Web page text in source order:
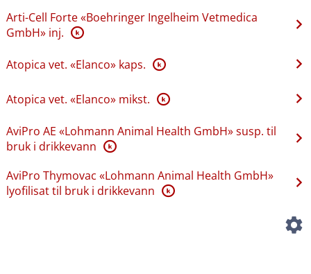
Arti-Cell Forte «Boehringer Ingelheim Vetmedica
GmbH» inj. K
Atopica vet. «Elanco» kaps. K
Atopica vet. «Elanco» mikst. K
AviPro AE «Lohmann Animal Health GmbH» susp. til
bruk i drikkevann K
AviPro Thymovac «Lohmann Animal Health GmbH»
lyofilisat til bruk i drikkevann K